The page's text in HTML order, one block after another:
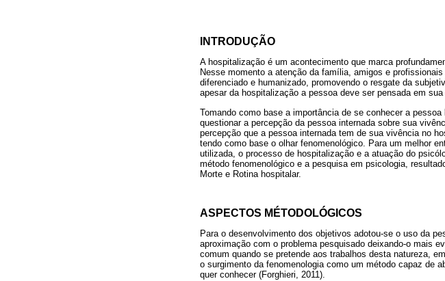
INTRODUÇÃO
A hospitalização é um acontecimento que marca
Nesse momento a atenção da família, amigos e
diferenciado e humanizado, promovendo o resgate da
apesar da hospitalização a pessoa deve ser pensada em sua
Tomando como base a importância de se conhecer a
questionar a percepção da pessoa internada sobre sua
percepção que a pessoa internada tem de sua vivência no
tendo como base o olhar fenomenológico. Para um melhor
utilizada, o processo de hospitalização e a atuação do
método fenomenológico e a pesquisa em psicologia,
Morte e Rotina hospitalar.
ASPECTOS MÉTODOLÓGICOS
Para o desenvolvimento dos objetivos adotou-se o uso da
aproximação com o problema pesquisado deixando-o mais
comum quando se pretende aos trabalhos desta natureza,
o surgimento da fenomenologia como um método capaz de
quer conhecer (Forghieri, 2011).